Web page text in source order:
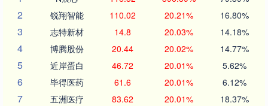
2 锐翔智能 110.02 20.21% 16.80%
3 志特新材 14.8 20.03% 14.18%
4 博腾股份 20.44 20.02% 14.77%
5 近岸蛋白 46.72 20.01% 5.62%
6 毕得医药 61.6 20.01% 6.12%
7 五洲医疗 83.62 20.01% 18.37%